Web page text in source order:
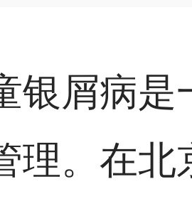
银屑病
理。在北